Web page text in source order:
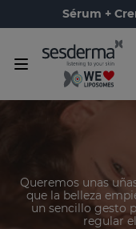
Sérum +
Queremos unas
que la belleza
un sencillo gesto
regular